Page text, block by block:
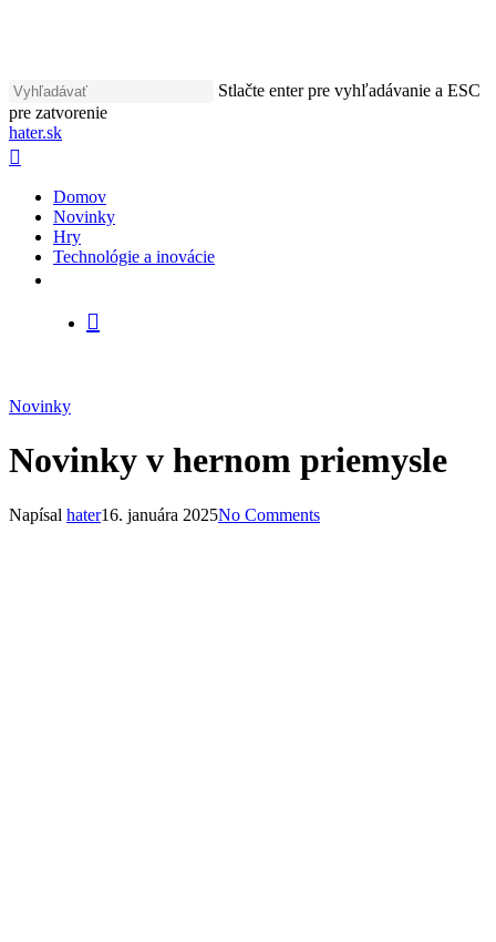
Stlačte enter pre vyhľadávanie a ESC
pre zatvorenie
Close
Search
hater.sk
Domov
Novinky
Hry
Technológie a inovácie
Novinky
Novinky v hernom priemysle
Napísal hater16. januára 2025No Comments